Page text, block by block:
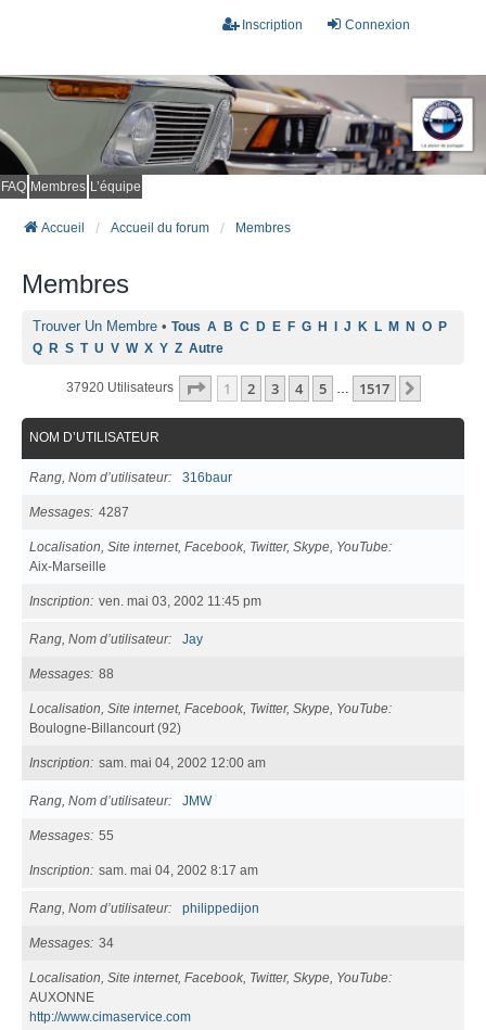
Connexion
Inscription
FAQ Membres L’équipe
Accueil Accueil du forum Membres
Membres
Trouver Un Membre • Tous A B C D E F G H I J K L M N O P
Q R S T U V W X Y Z Autre
37920 Utilisateurs Page 1Sur1517
1 2 3 4 5 … 1517
NOM D’UTILISATEUR
Rang, Nom d’utilisateur 316baur
Messages 4287
Localisation, Site internet, Facebook, Twitter, Skype, YouTube
Aix-Marseille
Inscription ven. mai 03, 2002 11:45 pm
Rang, Nom d’utilisateur Jay
Messages 88
Localisation, Site internet, Facebook, Twitter, Skype, YouTube
Boulogne-Billancourt (92)
Inscription sam. mai 04, 2002 12:00 am
Rang, Nom d’utilisateur JMW
Messages 55
Inscription sam. mai 04, 2002 8:17 am
Rang, Nom d’utilisateur philippedijon
Messages 34
Localisation, Site internet, Facebook, Twitter, Skype, YouTube
AUXONNE
http://www.cimaservice.com